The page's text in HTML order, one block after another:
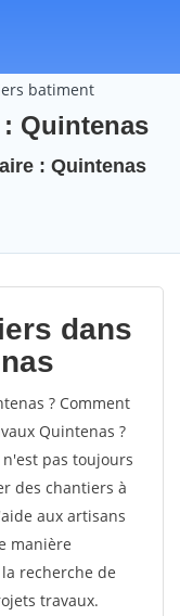
batiment
Quintenas
: Quintenas
dans
? Comment
Quintenas ?
pas toujours
des chantiers à
aux artisans
manière
recherche de
travaux.